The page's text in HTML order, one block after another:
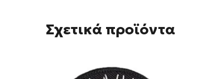
Σχετικά προϊόντα